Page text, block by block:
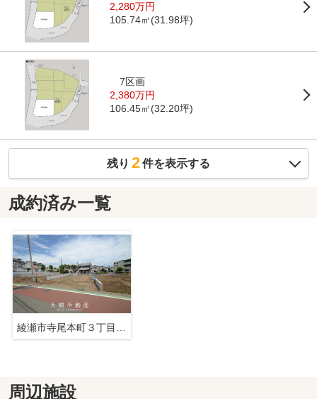
2,280万円
105.74㎡(31.98坪)
7区画
2,380万円
106.45㎡(32.20坪)
残り 2件を表示する
成約済み一覧
周辺施設